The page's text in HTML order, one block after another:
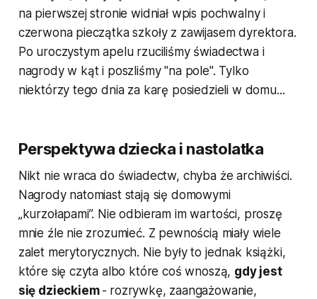
na pierwszej stronie widniał wpis pochwalny i
czerwona pieczątka szkoły z zawijasem dyrektora.
Po uroczystym apelu rzuciliśmy świadectwa i
nagrody w kąt i poszliśmy "na pole". Tylko
niektórzy tego dnia za karę posiedzieli w domu...
Perspektywa dziecka i nastolatka
Nikt nie wraca do świadectw, chyba że archiwiści.
Nagrody natomiast stają się domowymi
„kurzołapami”. Nie odbieram im wartości, proszę
mnie źle nie zrozumieć. Z pewnością miały wiele
zalet merytorycznych. Nie były to jednak książki,
które się czyta albo które coś wnoszą, gdy jest
się dzieckiem - rozrywkę, zaangażowanie,